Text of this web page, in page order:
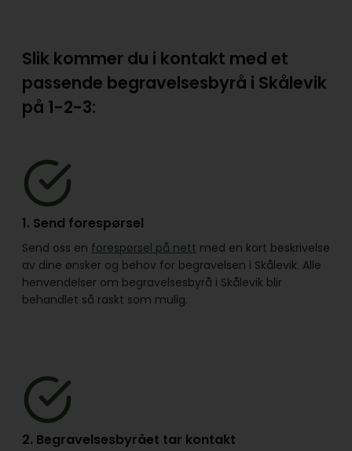
Slik kommer du i kontakt med et
passende begravelsesbyrå i Skålevik
på 1-2-3:
1. Send forespørsel
Send oss en forespørsel på nett med en kort beskrivelse
av dine ønsker og behov for begravelsen i Skålevik. Alle
henvendelser om begravelsesbyrå i Skålevik blir
behandlet så raskt som mulig.
2. Begravelsesbyrået tar kontakt